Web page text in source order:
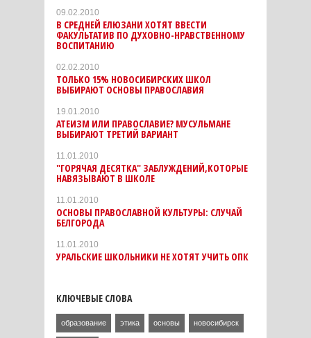
09.02.2010
В СРЕДНЕЙ ЕЛЮЗАНИ ХОТЯТ ВВЕСТИ
ФАКУЛЬТАТИВ ПО ДУХОВНО-НРАВСТВЕННОМУ
ВОСПИТАНИЮ
02.02.2010
ТОЛЬКО 15% НОВОСИБИРСКИХ ШКОЛ
ВЫБИРАЮТ ОСНОВЫ ПРАВОСЛАВИЯ
19.01.2010
АТЕИЗМ ИЛИ ПРАВОСЛАВИЕ? МУСУЛЬМАНЕ
ВЫБИРАЮТ ТРЕТИЙ ВАРИАНТ
11.01.2010
"ГОРЯЧАЯ ДЕСЯТКА" ЗАБЛУЖДЕНИЙ,КОТОРЫЕ
НАВЯЗЫВАЮТ В ШКОЛЕ
11.01.2010
ОСНОВЫ ПРАВОСЛАВНОЙ КУЛЬТУРЫ: СЛУЧАЙ
БЕЛГОРОДА
11.01.2010
УРАЛЬСКИЕ ШКОЛЬНИКИ НЕ ХОТЯТ УЧИТЬ ОПК
КЛЮЧЕВЫЕ СЛОВА
образование этика основы новосибирск